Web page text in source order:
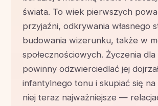
świata. To wiek pierwszych
przyjaźni, odkrywania własnego
budowania wizerunku, także w
społecznościowych. Życzenia dla
powinny odzwierciedlać jej
infantylnego tonu i skupiać się
niej teraz najważniejsze —